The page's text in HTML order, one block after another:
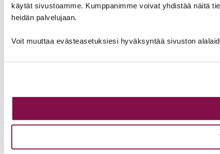
käytät sivustoamme. Kumppanimme voivat yhdistää näitä
heidän palvelujaan.
Voit muuttaa evästeasetuksiesi hyväksyntää sivuston